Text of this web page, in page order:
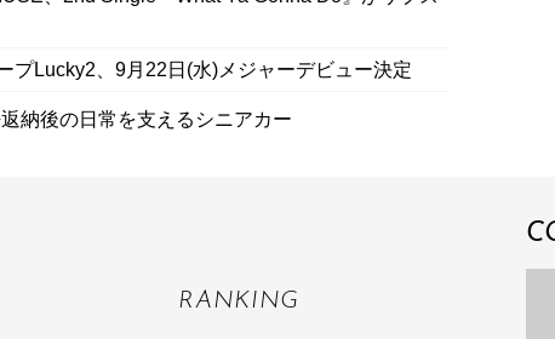
プLucky2、9月22日(水)メジャーデビュー決定
納後の日常を支えるシニアカー
RANKING